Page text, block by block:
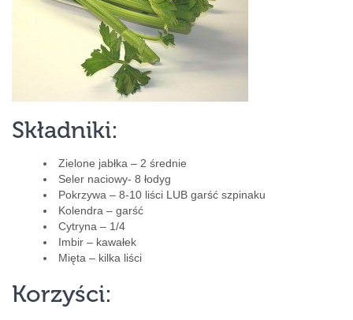
Składniki:
Zielone jabłka – 2 średnie
Seler naciowy- 8 łodyg
Pokrzywa – 8-10 liści LUB garść szpinaku
Kolendra – garść
Cytryna – 1/4
Imbir – kawałek
Mięta – kilka liści
Korzyści: